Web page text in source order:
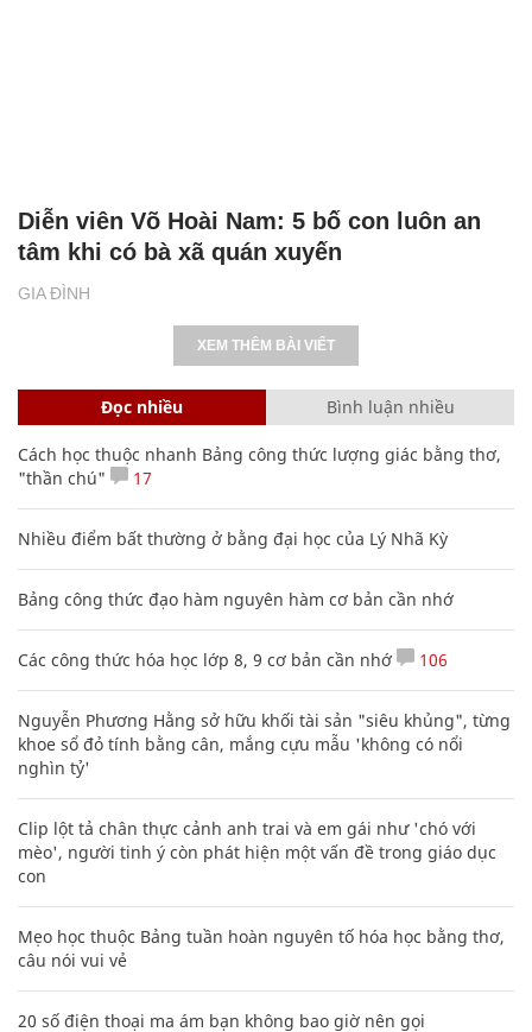
GIA ĐÌNH
Diễn viên Võ Hoài Nam: 5 bố con luôn an
tâm khi có bà xã quán xuyến
XEM THÊM BÀI VIẾT
Đọc nhiều Bình luận nhiều
Cách học thuộc nhanh Bảng công thức lượng giác bằng thơ,
"thần chú"
17
Nhiều điểm bất thường ở bằng đại học của Lý Nhã Kỳ
Bảng công thức đạo hàm nguyên hàm cơ bản cần nhớ
Các công thức hóa học lớp 8, 9 cơ bản cần nhớ 106
Nguyễn Phương Hằng sở hữu khối tài sản "siêu khủng", từng
khoe sổ đỏ tính bằng cân, mắng cựu mẫu 'không có nổi
nghìn tỷ'
Clip lột tả chân thực cảnh anh trai và em gái như 'chó với
mèo', người tinh ý còn phát hiện một vấn đề trong giáo dục
con
Mẹo học thuộc Bảng tuần hoàn nguyên tố hóa học bằng thơ,
câu nói vui vẻ
20 số điện thoại ma ám bạn không bao giờ nên gọi